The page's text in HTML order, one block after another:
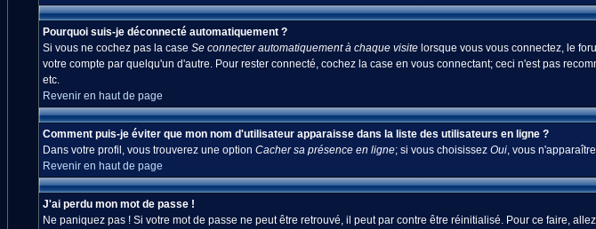
Pourquoi suis-je déconnecté automatiquement ?
Si vous ne cochez pas la case Se connecter automatiquement à chaque visitelorsque vous vous connectez, le
votre compte par quelqu'un d'autre. Pour rester connecté, cochez la case en vous connectant; ceci n'est pas
etc.
Revenir en haut de page
Comment puis-je éviter que mon nom d'utilisateur apparaisse dans la liste des utilisateurs en ligne ?
Dans votre profil, vous trouverez une option Cacher sa présence en ligne; si vous choisissez Oui, vous
Revenir en haut de page
J'ai perdu mon mot de passe !
Ne paniquez pas ! Si votre mot de passe ne peut être retrouvé, il peut par contre être réinitialisé. Pour ce faire,